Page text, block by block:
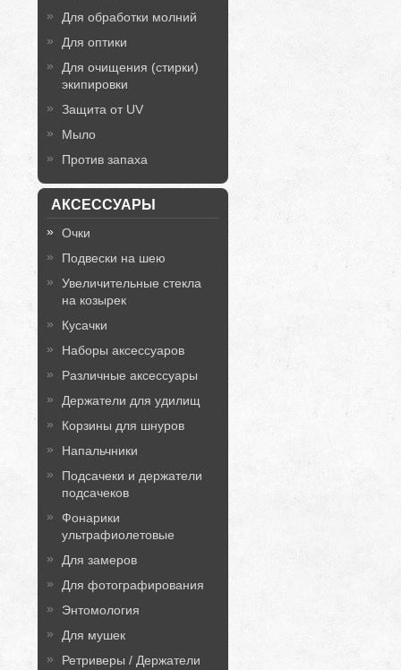
Для обработки молний
Для оптики
Для очищения (стирки)
экипировки
Защита от UV
Мыло
Против запаха
АКСЕССУАРЫ
Очки
Подвески на шею
Увеличительные стекла
на козырек
Кусачки
Наборы аксессуаров
Различные аксессуары
Держатели для удилищ
Корзины для шнуров
Напальчники
Подсачеки и держатели
подсачеков
Фонарики
ультрафиолетовые
Для замеров
Для фотографирования
Энтомология
Для мушек
Ретриверы / Держатели